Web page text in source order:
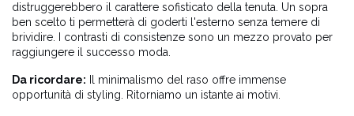
distruggerebbero il carattere sofisticato della tenuta. Un sopra
ben scelto ti permetterà di goderti l'esterno senza temere di
brividire. I contrasti di consistenze sono un mezzo provato per
raggiungere il successo moda.
Da ricordare: Il minimalismo del raso offre immense
opportunità di styling. Ritorniamo un istante ai motivi.